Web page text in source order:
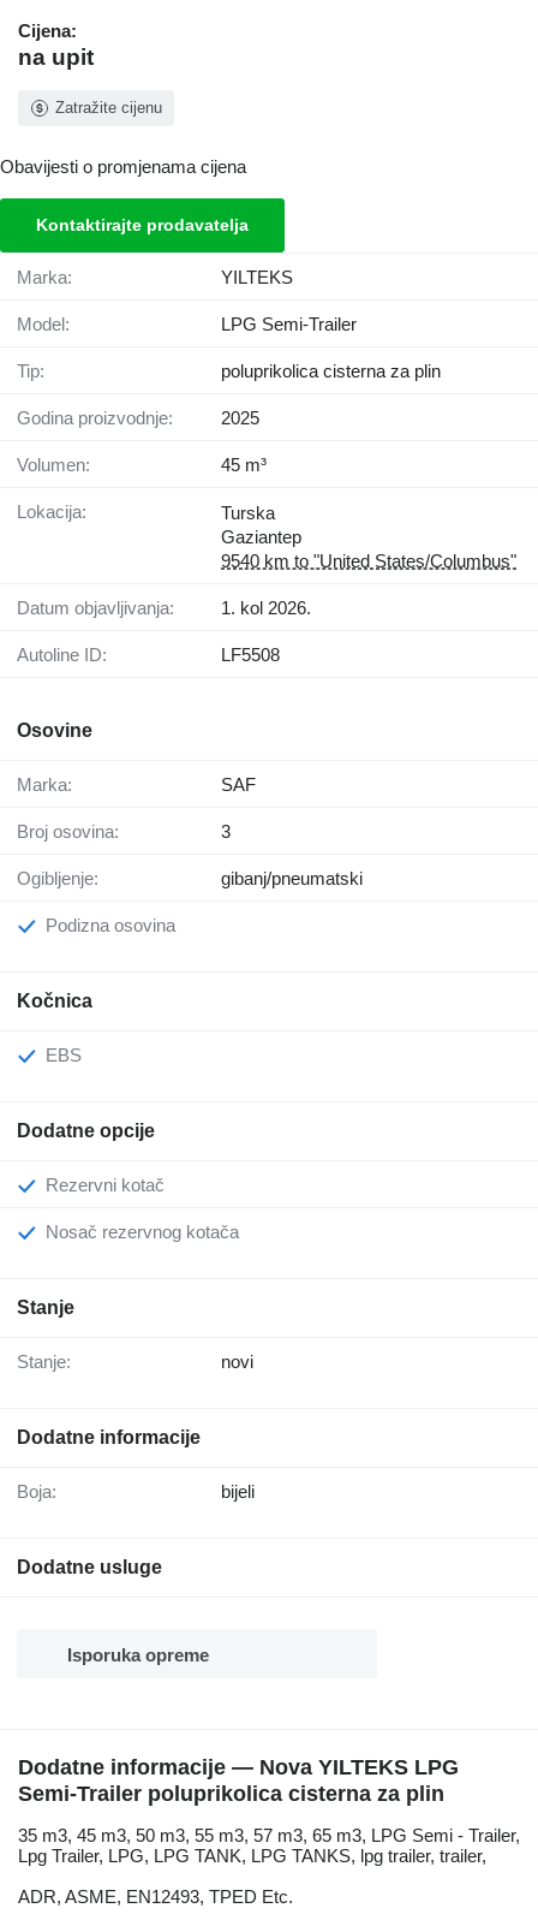
Cijena:
na upit
Zatražite cijenu
Obavijesti o promjenama cijena
Kontaktirajte prodavatelja
Marka: YILTEKS
Model: LPG Semi-Trailer
Tip: poluprikolica cisterna za plin
Godina proizvodnje: 2025
Volumen: 45 m³
Lokacija:
Turska
Gaziantep
9540 km to "United States/Columbus"
Datum objavljivanja: 1. kol 2026.
Autoline ID: LF5508
Osovine
Marka: SAF
Broj osovina: 3
Ogibljenje: gibanj/pneumatski
Podizna osovina
Kočnica
EBS
Dodatne opcije
Rezervni kotač
Nosač rezervnog kotača
Stanje
Stanje: novi
Dodatne informacije
Boja: bijeli
Dodatne usluge
Isporuka opreme
Dodatne informacije — Nova YILTEKS LPG
Semi-Trailer poluprikolica cisterna za plin
35 m3, 45 m3, 50 m3, 55 m3, 57 m3, 65 m3, LPG Semi - Trailer,
Lpg Trailer, LPG, LPG TANK, LPG TANKS, lpg trailer, trailer,
ADR, ASME, EN12493, TPED Etc.